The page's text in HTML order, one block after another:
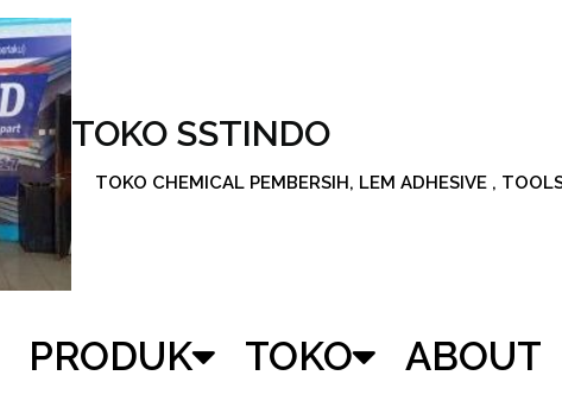
TOKO SSTINDO
TOKO CHEMICAL PEMBERSIH, LEM ADHESIVE ,
PRODUK TOKO ABOUT